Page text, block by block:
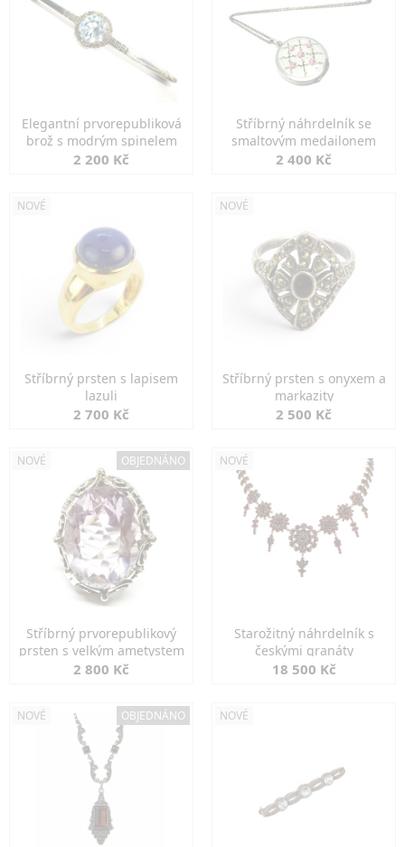
Elegantní prvorepubliková
brož s modrým spinelem
2 200 Kč
Stříbrný náhrdelník se
smaltovým medailonem
2 400 Kč
NOVÉ
Stříbrný prsten s lapisem
lazuli
2 700 Kč
NOVÉ
Stříbrný prsten s onyxem a
markazity
2 500 Kč
NOVÉ OBJEDNÁNO
Stříbrný prvorepublikový
prsten s velkým ametystem
2 800 Kč
NOVÉ
Starožitný náhrdelník s
českými granáty
18 500 Kč
NOVÉ OBJEDNÁNO NOVÉ